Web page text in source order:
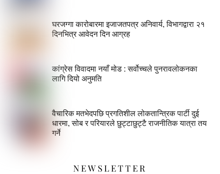
घरजग्गा कारोबारमा इजाजतपत्र अनिवार्य, विभागद्वारा २१
दिनभित्र आवेदन दिन आग्रह
कांग्रेस विवादमा नयाँ मोड : सर्वोच्चले पुनरावलोकनका
लागि दियो अनुमति
वैचारिक मतभेदपछि प्रगतिशील लोकतान्त्रिक पार्टी दुई
धारमा, सोब र परियारले छुट्टाछुट्टै राजनीतिक यात्रा तय
गर्ने
NEWSLETTER